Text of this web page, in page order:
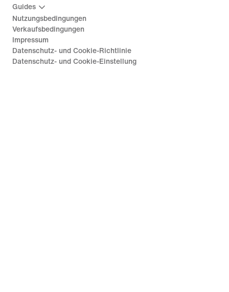
Guides
Nutzungsbedingungen
Verkaufsbedingungen
Impressum
Datenschutz- und Cookie-Richtlinie
Datenschutz- und Cookie-Einstellung